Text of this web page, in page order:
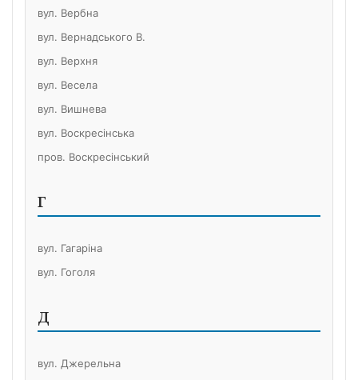
вул. Вербна
вул. Вернадського В.
вул. Верхня
вул. Весела
вул. Вишнева
вул. Воскресінська
пров. Воскресінський
Г
вул. Гагаріна
вул. Гоголя
Д
вул. Джерельна